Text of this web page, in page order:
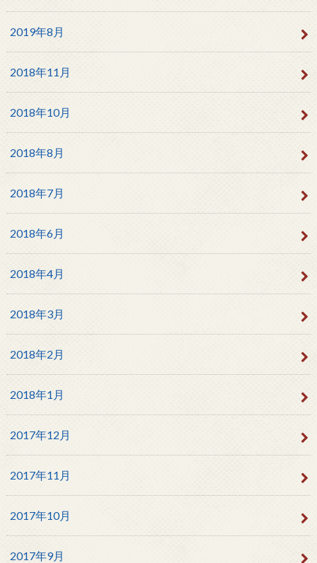
2019年8月
2018年11月
2018年10月
2018年8月
2018年7月
2018年6月
2018年4月
2018年3月
2018年2月
2018年1月
2017年12月
2017年11月
2017年10月
2017年9月